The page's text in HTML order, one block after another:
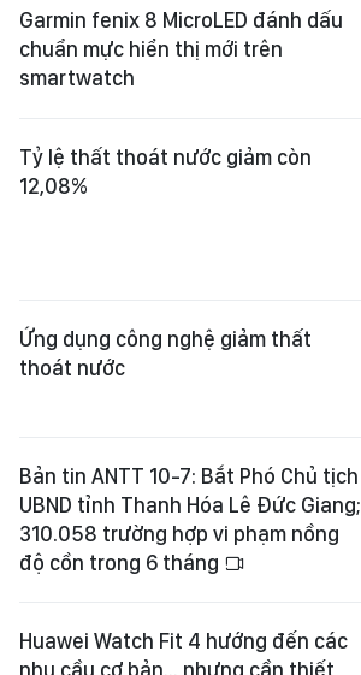
Garmin fenix 8 MicroLED đánh dấu
chuẩn mực hiển thị mới trên
smartwatch
Tỷ lệ thất thoát nước giảm còn
12,08%
Ứng dụng công nghệ giảm thất
thoát nước
Bản tin ANTT 10-7: Bắt Phó Chủ tịch
UBND tỉnh Thanh Hóa Lê Đức Giang;
310.058 trường hợp vi phạm nồng
độ cồn trong 6 tháng
Huawei Watch Fit 4 hướng đến các
nhu cầu cơ bản... nhưng cần thiết